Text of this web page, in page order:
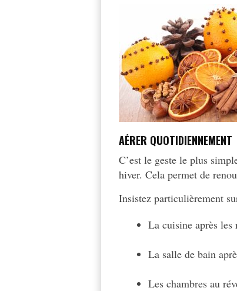
AÉRER QUOTIDIENNEMENT
C’est le geste le plus
hiver. Cela permet de
Insistez particulièrement
La cuisine après les
La salle de bain
Les chambres au